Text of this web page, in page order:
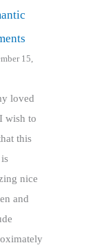
15,
loved
wish to
this
nice
and